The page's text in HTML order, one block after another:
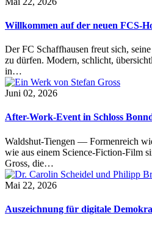
Willkommen auf der neuen FCS-
Der FC Schaffhausen freut sich,
zu dürfen. Modern, schlicht,
in…
Juni 02, 2026
After-Work-Event in Schloss
Waldshut-Tiengen — Formenreich
wie aus einem Science-Fiction-Film
Gross, die…
Mai 22, 2026
Auszeichnung für digitale